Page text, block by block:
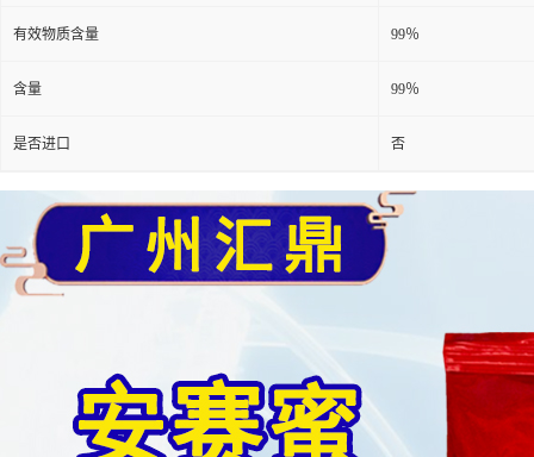
有效物质含量 99％
含量 99％
是否进口 否